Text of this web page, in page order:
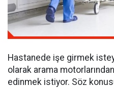
Hastanede işe girmek
olarak arama
edinmek istiyor. Söz